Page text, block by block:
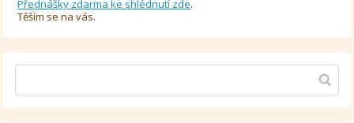
Přednášky zdarma ke shlédnutí zde.
Těším se na vás.